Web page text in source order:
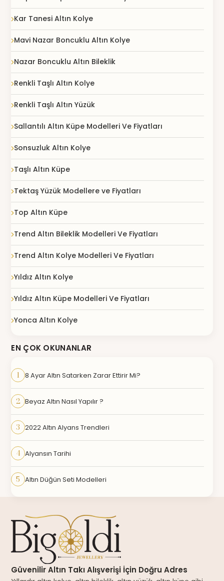
Kar Tanesi Altın Kolye
Mavi Nazar Boncuklu Altın Kolye
Nazar Boncuklu Altın Bileklik
Renkli Taşlı Altın Kolye
Renkli Taşlı Altın Yüzük
Sallantılı Altın Küpe Modelleri Ve Fiyatları
Sonsuzluk Altın Kolye
Taşlı Altın Küpe
Tektaş Yüzük Modellere ve Fiyatları
Top Altın Küpe
Trend Altın Bileklik Modelleri Ve Fiyatları
Trend Altın Kolye Modelleri Ve Fiyatları
Yıldız Altın Kolye
Yıldız Altın Küpe Modelleri Ve Fiyatları
Yonca Altın Kolye
EN ÇOK OKUNANLAR
1 8 Ayar Altın Satarken Zarar Ettirir Mi?
2 Beyaz Altın Nasıl Yapılır ?
3 2022 Altın Alyans Trendleri
4 Alyansın Tarihi
5 Altın Düğün Seti Modelleri
Güvenilir Altın Takı Alışverişi İçin Doğru Adres